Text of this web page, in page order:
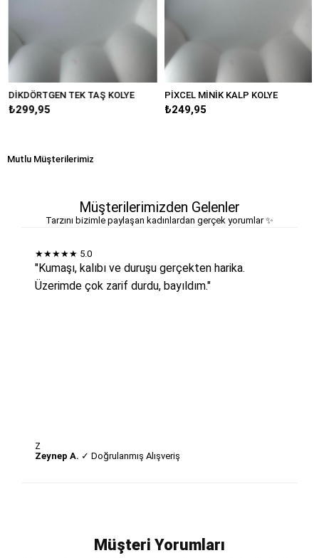
TEK TAŞ KOLYE PİXCEL MİNİK KALP KOLYE
₺249,95
Mutlu Müşterilerimiz
Müşterilerimizden Gelenler
Tarzını bizimle paylaşan kadınlardan gerçek yorumlar ✨
★★★★★ 5.0
"Kumaşı, kalıbı ve duruşu gerçekten harika.
Üzerimde çok zarif durdu, bayıldım."
Z
Zeynep A. ✓ Doğrulanmış Alışveriş
Müşteri Yorumları